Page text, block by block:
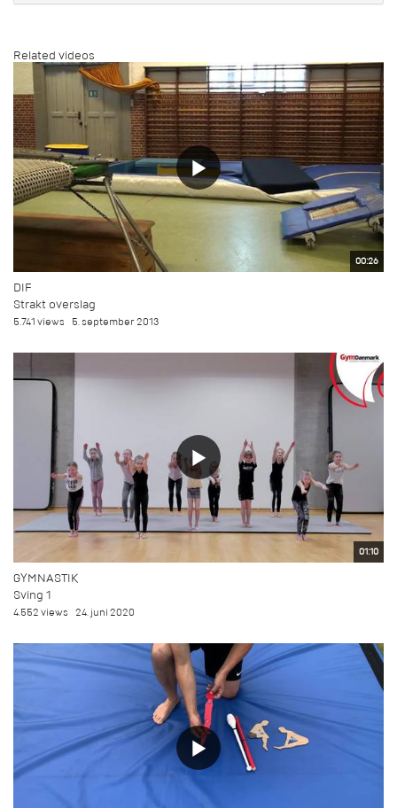
Related videos
00:26
DIF
Strakt overslag
5.741 views 5. september 2013
01:10
GYMNASTIK
Sving 1
4.552 views 24. juni 2020